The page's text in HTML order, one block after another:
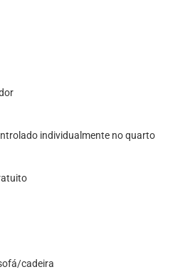
individualmente no quarto
cadeira